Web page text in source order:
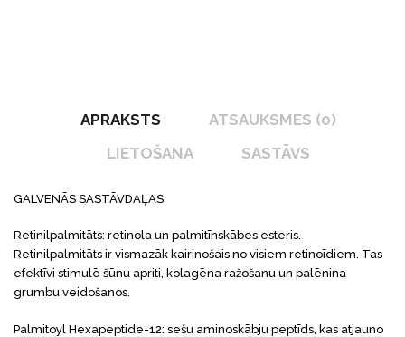
APRAKSTS
ATSAUKSMES (0)
LIETOŠANA
SASTĀVS
GALVENĀS SASTĀVDAĻAS
Retinilpalmitāts: retinola un palmitīnskābes esteris.
Retinilpalmitāts ir vismazāk kairinošais no visiem retinoīdiem. Tas
efektīvi stimulē šūnu apriti, kolagēna ražošanu un palēnina
grumbu veidošanos.
Palmitoyl Hexapeptide-12: sešu aminoskābju peptīds, kas atjauno